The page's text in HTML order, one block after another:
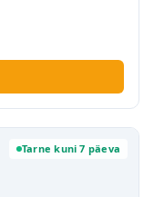
Tarne kuni 7 päeva